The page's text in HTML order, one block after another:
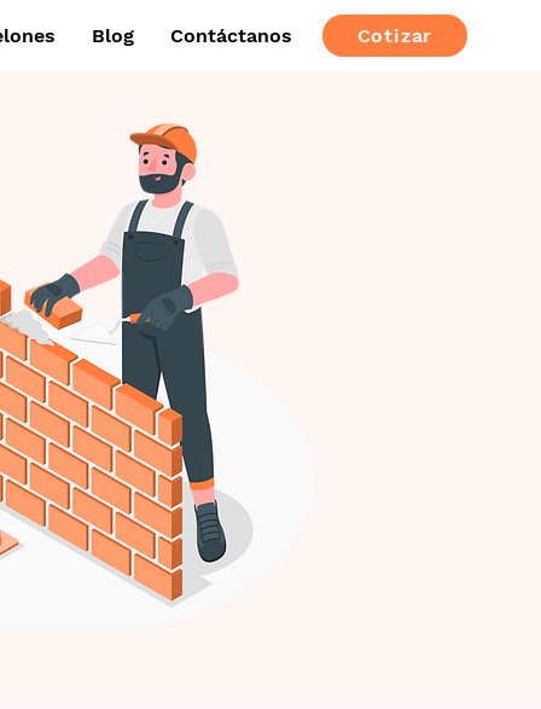
Blog Contáctanos Cotizar